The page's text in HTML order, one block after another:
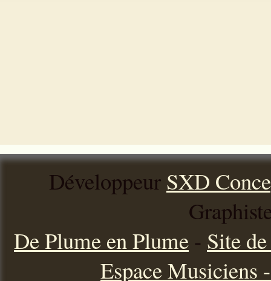
Développeur SXD
De Plume en Plume - Site
Espace Musiciens